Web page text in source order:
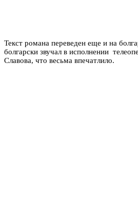
Текст романа переведен еще и на
болгарски звучал в исполнении
Славова, что весьма впечатлило.